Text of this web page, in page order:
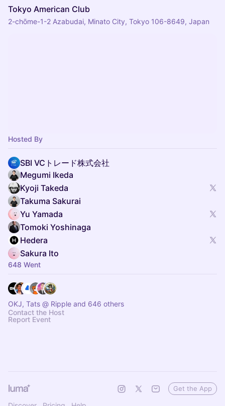
Tokyo American Club
2-chōme-1-2 Azabudai, Minato City, Tokyo 106-8649, Japan
Hosted By
SBI VCトレード株式会社
Megumi Ikeda
Kyoji Takeda
Takuma Sakurai
Yu Yamada
Tomoki Yoshinaga
Hedera
Sakura Ito
648 Went
OKJ, Tats @ Ripple and 646 others
Contact the Host
Report Event
Get the App